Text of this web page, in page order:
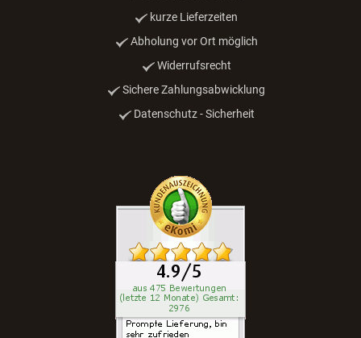
kurze Lieferzeiten
Abholung vor Ort möglich
Widerrufsrecht
Sichere Zahlungsabwicklung
Datenschutz - Sicherheit